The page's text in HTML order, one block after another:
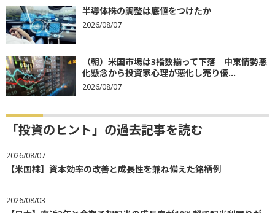
半導体株の調整は底値をつけたか
2026/08/07
（朝）米国市場は3指数揃って下落 中東情勢悪
化懸念から投資家心理が悪化し売り優...
2026/08/07
「投資のヒント」の過去記事を読む
2026/08/07
【米国株】資本効率の改善と成長性を兼ね備えた銘柄例
2026/08/03